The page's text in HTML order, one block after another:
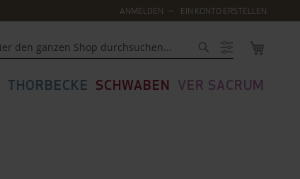
ANMELDEN EIN KONTO ERSTELLEN
THORBECKE SCHWABEN VER SACRUM